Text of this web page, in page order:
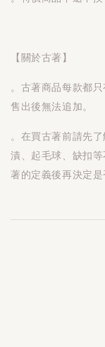
【關於古著】
。古著商品每款都
售出後無法追加。
。在買古著前請先
漬、起毛球、缺扣
著的定義後再決定是